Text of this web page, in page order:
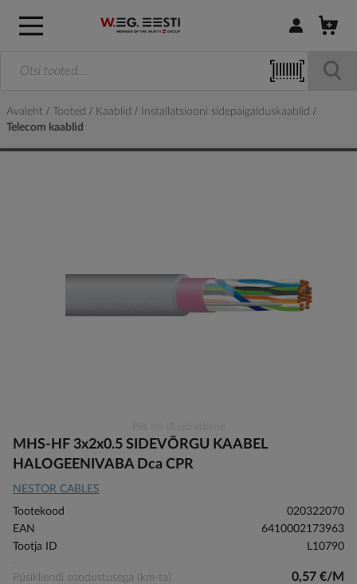
Logi sisse /
Avaleht Tooted Kaablid
Installatsiooni sidepaigalduskaablid
Telecom kaablid
to
the
of
the
images
MHS-HF 3x2x0.5 SIDEVÕRGU KAABEL
HALOGEENIVABA Dca CPR
NESTOR CABLES
Tootekood
020322070
EAN
6410002173963
Tootja ID
L10790
Püsikliendi soodustusega (km-ta) 0,57 €/M